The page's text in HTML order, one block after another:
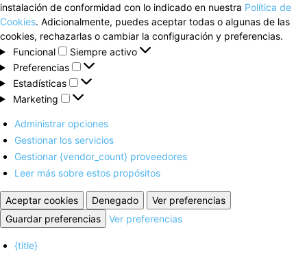
instalación de conformidad con lo indicado en nuestra Política de
Cookies. Adicionalmente, puedes aceptar todas o algunas de las
cookies, rechazarlas o cambiar la configuración y preferencias.
Funcional
Funcional
Siempre activo
Preferencias
Preferencias
Estadísticas
Estadísticas
Marketing
Marketing
Administrar opciones
Gestionar los servicios
Gestionar {vendor_count} proveedores
Leer más sobre estos propósitos
Aceptar cookies Denegado
Ver preferencias
Guardar preferencias
Ver preferencias
{title}